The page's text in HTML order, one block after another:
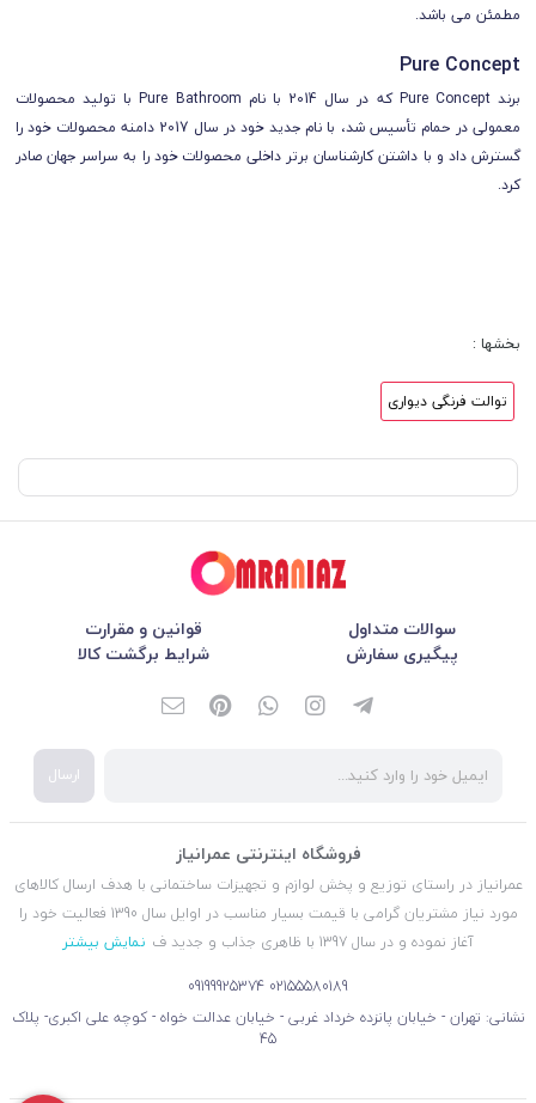
مطمئن می باشد.
Pure Concept
برند Pure Concept که در سال 2014 با نام Pure Bathroom با تولید محصولات
معمولی در حمام تأسیس شد، با نام جدید خود در سال 2017 دامنه محصولات خود را
گسترش داد و با داشتن کارشناسان برتر داخلی محصولات خود را به سراسر جهان صادر
کرد.
بخشها :
توالت فرنگی دیواری
سوالات متداول
قوانین و مقرارت
پیگیری سفارش
شرایط برگشت کالا
ارسال
فروشگاه اینترنتی عمرانیاز
عمرانیاز در راستای توزیع و پخش لوازم و تجهیزات ساختمانی با هدف ارسال کالاهای
مورد نیاز مشتریان گرامی با قیمت بسیار مناسب در اوایل سال 1390 فعالیت خود را
آغاز نموده و در سال 1397 با ظاهری جذاب و جدید ف
نمایش بیشتر
02155580189
09199925374
نشانی: تهران - خیابان پانزده خرداد غربی - خیابان عدالت خواه - کوچه علی اکبری- پلاک
45